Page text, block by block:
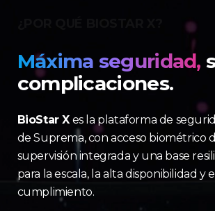
Máxima seguridad,
complicaciones.
BioStar X es la plataforma de
de Suprema, con acceso biométrico
supervisión integrada y una base
para la escala, la alta disponibilidad y el
cumplimiento.